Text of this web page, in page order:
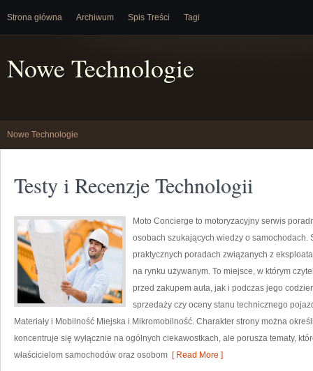
Strona główna Archiwum Spis Treści Tagi
Nowe Technologie
Nowe Technologie
Testy i Recenzje Technologii
Moto Concierge to motoryzacyjny serwis
osobach szukających wiedzy o samochodach.
praktycznych poradach związanych z
na rynku używanym. To miejsce, w którym
przed zakupem auta, jak i podczas jego
sprzedaży czy oceny stanu technicznego
Materiały i Mobilność Miejska i Mikromobilność. Charakter strony można
koncentruje się wyłącznie na ogólnych ciekawostkach, ale porusza tematy,
właścicielom samochodów oraz osobom [ Read More ]